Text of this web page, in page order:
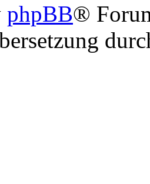
phpBB®